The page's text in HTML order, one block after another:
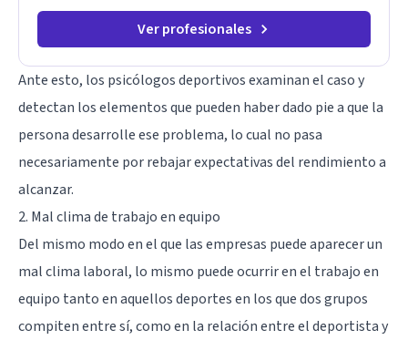
Ver profesionales
Ante esto, los psicólogos deportivos examinan el caso y
detectan los elementos que pueden haber dado pie a que la
persona desarrolle ese problema, lo cual no pasa
necesariamente por rebajar expectativas del rendimiento a
alcanzar.
2. Mal clima de trabajo en equipo
Del mismo modo en el que las empresas puede aparecer un
mal clima laboral, lo mismo puede ocurrir en el trabajo en
equipo tanto en aquellos deportes en los que dos grupos
compiten entre sí, como en la relación entre el deportista y